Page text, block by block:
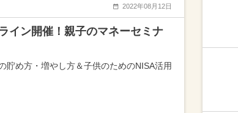
2022年08月12日
イン開催！親子のマネーセミナ
貯め方・増やし方＆子供のためのNISA活用